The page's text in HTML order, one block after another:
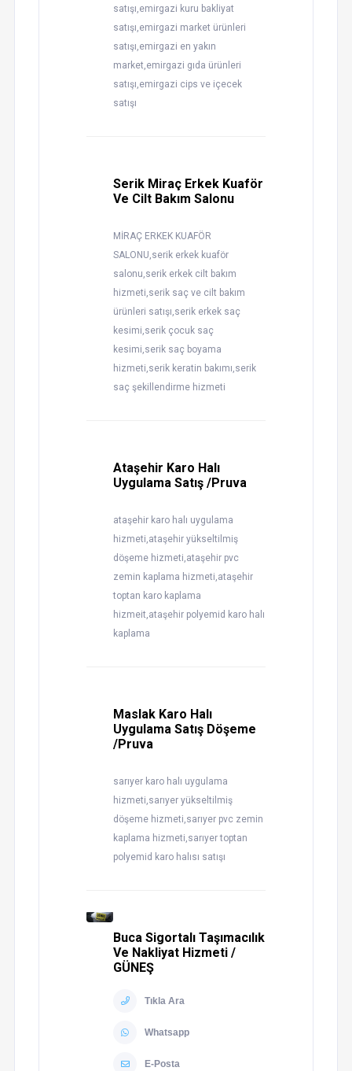
satışı,emirgazi kuru bakliyat
satışı,emirgazi market ürünleri
satışı,emirgazi en yakın
market,emirgazi gıda ürünleri
satışı,emirgazi cips ve içecek
satışı
Serik Miraç Erkek Kuaför
Ve Cilt Bakım Salonu
MİRAÇ ERKEK KUAFÖR
SALONU,serik erkek kuaför
salonu,serik erkek cilt bakım
hizmeti,serik saç ve cilt bakım
ürünleri satışı,serik erkek saç
kesimi,serik çocuk saç
kesimi,serik saç boyama
hizmeti,serik keratin bakımı,serik
saç şekillendirme hizmeti
Ataşehir Karo Halı
Uygulama Satış /Pruva
ataşehir karo halı uygulama
hizmeti,ataşehir yükseltilmiş
döşeme hizmeti,ataşehir pvc
zemin kaplama hizmeti,ataşehir
toptan karo kaplama
hizmeit,ataşehir polyemid karo halı
kaplama
Maslak Karo Halı
Uygulama Satış Döşeme
/Pruva
sarıyer karo halı uygulama
hizmeti,sarıyer yükseltilmiş
döşeme hizmeti,sarıyer pvc zemin
kaplama hizmeti,sarıyer toptan
polyemid karo halısı satışı
Buca Sigortalı Taşımacılık
Ve Nakliyat Hizmeti /
GÜNEŞ
Tıkla Ara
Whatsapp
E-Posta